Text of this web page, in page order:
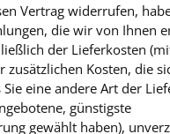
Vertrag widerrufen,
die wir von Ihnen
der Lieferkosten
zusätzlichen Kosten, die
Sie eine andere Art der
günstigste
gewählt haben),